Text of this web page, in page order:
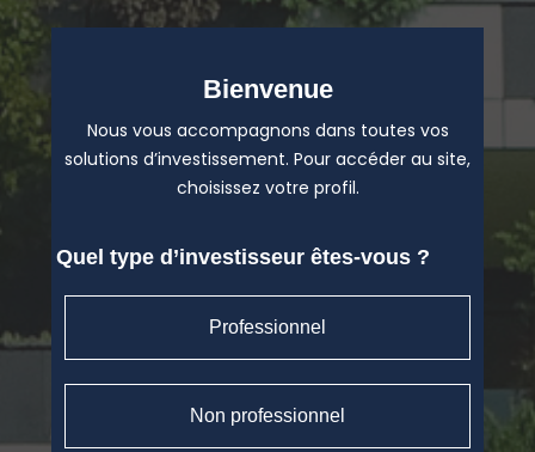
Bienvenue
Nous vous accompagnons dans toutes vos
solutions d’investissement. Pour accéder au site,
choisissez votre profil.
Quel type d’investisseur êtes-vous ?
Professionnel
Non professionnel